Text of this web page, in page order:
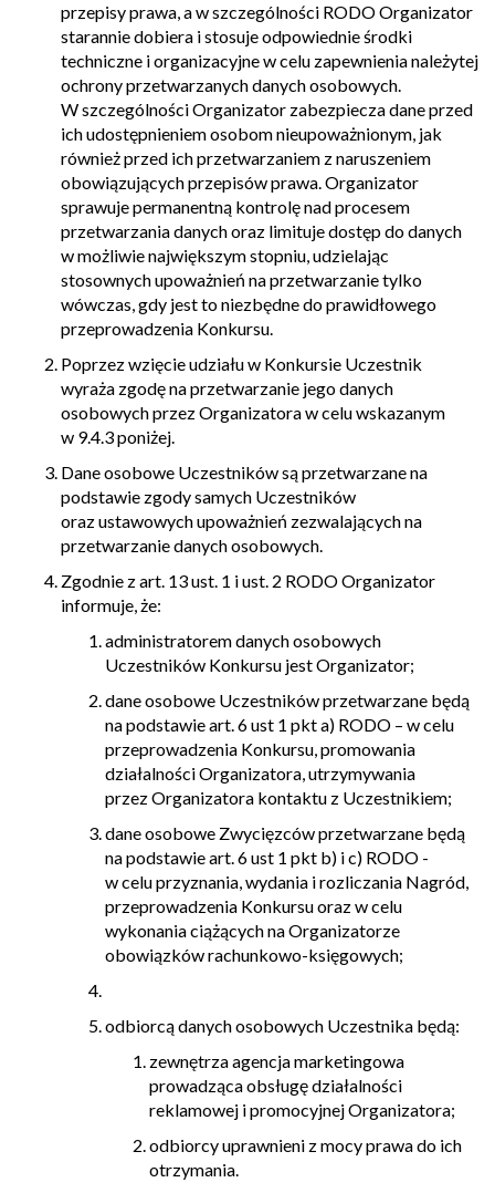
przepisy prawa, a w szczególności RODO Organizator
starannie dobiera i stosuje odpowiednie środki
techniczne i organizacyjne w celu zapewnienia należytej
ochrony przetwarzanych danych osobowych.
W szczególności Organizator zabezpiecza dane przed
ich udostępnieniem osobom nieupoważnionym, jak
również przed ich przetwarzaniem z naruszeniem
obowiązujących przepisów prawa. Organizator
sprawuje permanentną kontrolę nad procesem
przetwarzania danych oraz limituje dostęp do danych
w możliwie największym stopniu, udzielając
stosownych upoważnień na przetwarzanie tylko
wówczas, gdy jest to niezbędne do prawidłowego
przeprowadzenia Konkursu.
Poprzez wzięcie udziału w Konkursie Uczestnik
wyraża zgodę na przetwarzanie jego danych
osobowych przez Organizatora w celu wskazanym
w 9.4.3 poniżej.
Dane osobowe Uczestników są przetwarzane na
podstawie zgody samych Uczestników
oraz ustawowych upoważnień zezwalających na
przetwarzanie danych osobowych.
Zgodnie z art. 13 ust. 1 i ust. 2 RODO Organizator
informuje, że:
administratorem danych osobowych
Uczestników Konkursu jest Organizator;
dane osobowe Uczestników przetwarzane będą
na podstawie art. 6 ust 1 pkt a) RODO – w celu
przeprowadzenia Konkursu, promowania
działalności Organizatora, utrzymywania
przez Organizatora kontaktu z Uczestnikiem;
dane osobowe Zwycięzców przetwarzane będą
na podstawie art. 6 ust 1 pkt b) i c) RODO -
w celu przyznania, wydania i rozliczania Nagród,
przeprowadzenia Konkursu oraz w celu
wykonania ciążących na Organizatorze
obowiązków rachunkowo-księgowych;
odbiorcą danych osobowych Uczestnika będą:
zewnętrza agencja marketingowa
prowadząca obsługę działalności
reklamowej i promocyjnej Organizatora;
odbiorcy uprawnieni z mocy prawa do ich
otrzymania.